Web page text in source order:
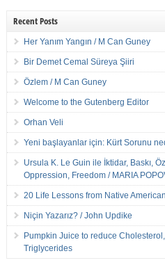
Recent Posts
Her Yanım Yangın / M Can Guney
Bir Demet Cemal Süreya Şiiri
Özlem / M Can Guney
Welcome to the Gutenberg Editor
Orhan Veli
Yeni başlayanlar için: Kürt Sorunu
Ursula K. Le Guin ile İktidar, Baskı,
Oppression, Freedom / MARIA
20 Life Lessons from Native
Niçin Yazarız? / John Updike
Pumpkin Juice to reduce
Triglycerides